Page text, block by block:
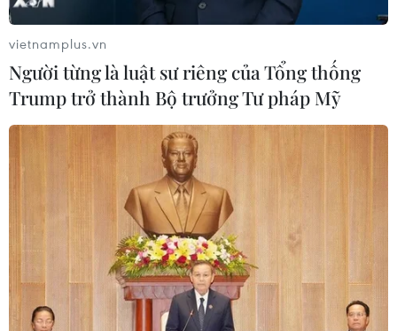
vietnamplus.vn
Người từng là luật sư riêng của Tổng thống
Trump trở thành Bộ trưởng Tư pháp Mỹ